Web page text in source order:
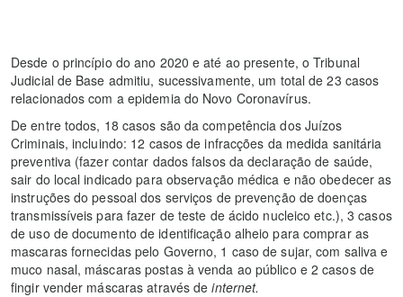
Desde o princípio do ano 2020 e até ao presente, o Tribunal
Judicial de Base admitiu, sucessivamente, um total de 23 casos
relacionados com a epidemia do Novo Coronavírus.
De entre todos, 18 casos são da competência dos Juízos
Criminais, incluindo: 12 casos de infracções da medida sanitária
preventiva (fazer contar dados falsos da declaração de saúde,
sair do local indicado para observação médica e não obedecer as
instruções do pessoal dos serviços de prevenção de doenças
transmissíveis para fazer de teste de ácido nucleico etc.), 3 casos
de uso de documento de identificação alheio para comprar as
mascaras fornecidas pelo Governo, 1 caso de sujar, com saliva e
muco nasal, máscaras postas à venda ao público e 2 casos de
fingir vender máscaras através deinternet.